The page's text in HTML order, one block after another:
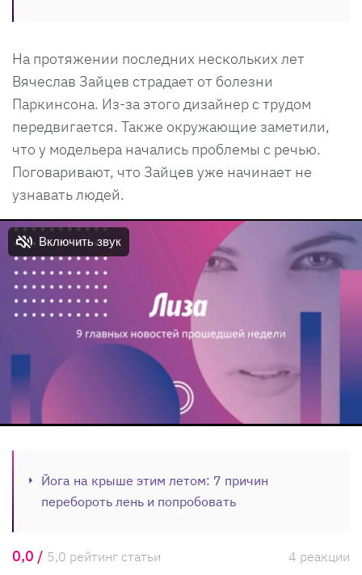
На протяжении последних нескольких лет
Вячеслав Зайцев страдает от болезни
Паркинсона. Из-за этого дизайнер с трудом
передвигается. Также окружающие заметили,
что у модельера начались проблемы с речью.
Поговаривают, что Зайцев уже начинает не
узнавать людей.
Йога на крыше этим летом: 7 причин
перебороть лень и попробовать
0,0 / 5,0 рейтинг статьи
4 реакции